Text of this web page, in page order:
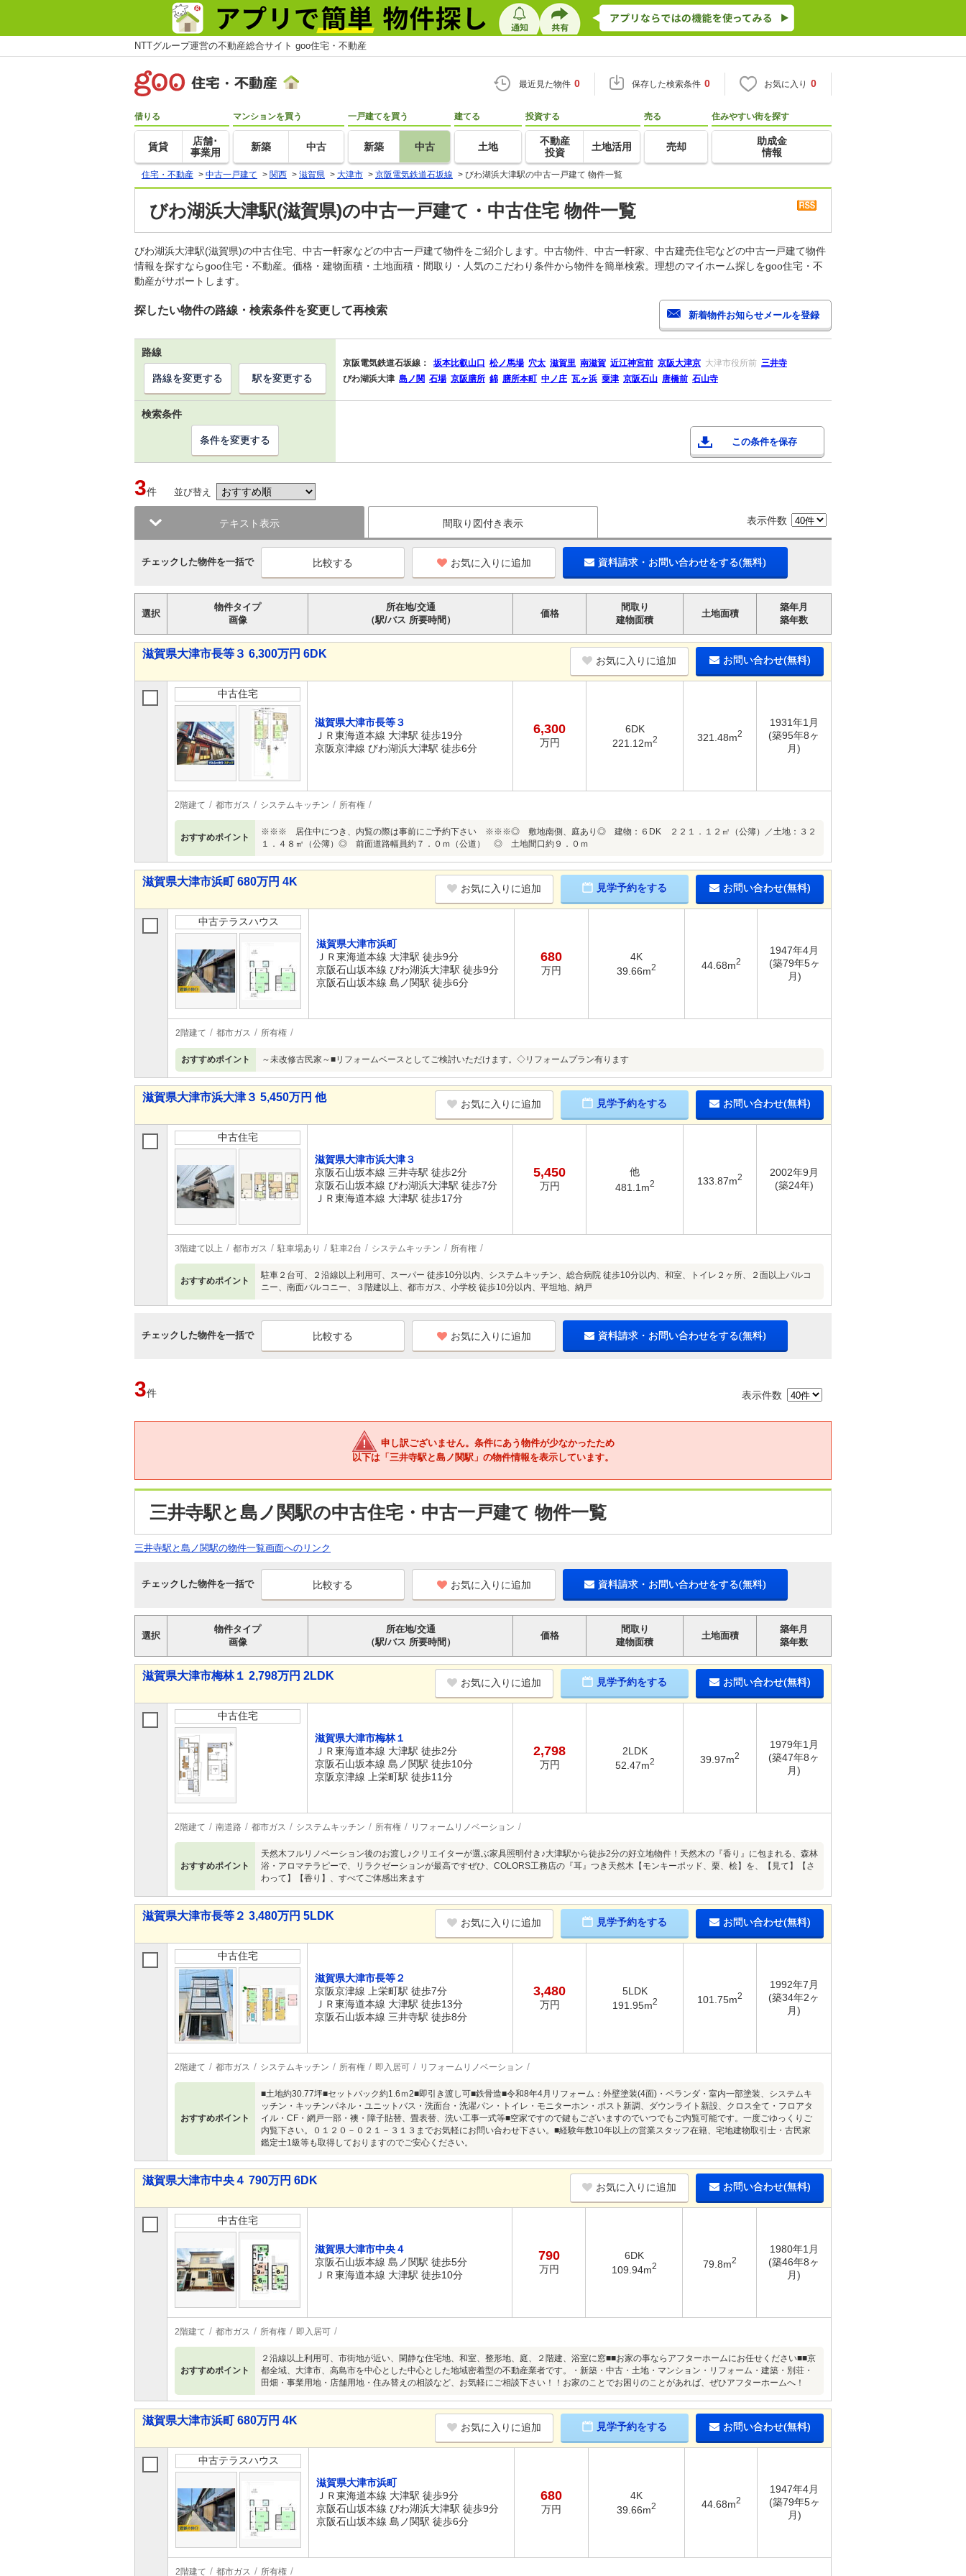
NTTグループ運営の不動産総合サイト goo住宅・不動産
最近見た物件 0 保存した検索条件 0 お気に入り 0
借りる
賃貸
店舗･
事業用
マンションを買う
新築 中古
一戸建てを買う
新築 中古
建てる
土地
投資する
不動産
投資
土地活用
売る
売却
住みやすい街を探す
助成金
情報
住宅・不動産 > 中古一戸建て > 関西 > 滋賀県 > 大津市 > 京阪電気鉄道石坂線 > びわ湖浜大津駅の中古一戸建て 物件一覧
びわ湖浜大津駅(滋賀県)の中古一戸建て・中古住宅 物件一覧
びわ湖浜大津駅(滋賀県)の中古住宅、中古一軒家などの中古一戸建て物件をご紹介します。中古物件、中古一軒家、中古建売住宅などの中古一戸建て物件
情報を探すならgoo住宅・不動産。価格・建物面積・土地面積・間取り・人気のこだわり条件から物件を簡単検索。理想のマイホーム探しをgoo住宅・不
動産がサポートします。
探したい物件の路線・検索条件を変更して再検索
路線
京阪電気鉄道石坂線： 坂本比叡山口 松ノ馬場 穴太 滋賀里 南滋賀 近江神宮前 京阪大津京 大津市役所前 三井寺
びわ湖浜大津 島ノ関 石場 京阪膳所 錦 膳所本町 中ノ庄 瓦ヶ浜 粟津 京阪石山 唐橋前 石山寺
路線を変更する 駅を変更する
検索条件
この条件を保存
条件を変更する
3件 並び替え
テキスト表示 間取り図付き表示 表示件数
チェックした物件を一括で お気に入りに追加 資料請求・お問い合わせをする(無料)
選択
物件タイプ
画像
所在地/交通
（駅/バス 所要時間）
価格
間取り
建物面積
土地面積
築年月
築年数
滋賀県大津市長等３ 6,300万円 6DK
お気に入りに追加 お問い合わせ(無料)
中古住宅
滋賀県大津市長等３
ＪＲ東海道本線 大津駅 徒歩19分
京阪京津線 びわ湖浜大津駅 徒歩6分
6,300
万円
6DK
221.12m2 321.48m2
1931年1月
(築95年8ヶ
月)
2階建て 都市ガス システムキッチン 所有権
おすすめポイント
※※※ 居住中につき、内覧の際は事前にご予約下さい ※※※◎ 敷地南側、庭あり◎ 建物：６DK ２２１．１２㎡（公簿）／土地：３２
１．４８㎡（公簿）◎ 前面道路幅員約７．０ｍ（公道） ◎ 土地間口約９．０ｍ
滋賀県大津市浜町 680万円 4K
お気に入りに追加 見学予約をする お問い合わせ(無料)
中古テラスハウス
滋賀県大津市浜町
ＪＲ東海道本線 大津駅 徒歩9分
京阪石山坂本線 びわ湖浜大津駅 徒歩9分
京阪石山坂本線 島ノ関駅 徒歩6分
680
万円
4K
39.66m2 44.68m2
1947年4月
(築79年5ヶ
月)
2階建て 都市ガス 所有権
おすすめポイント ～未改修古民家～■リフォームベースとしてご検討いただけます。◇リフォームプラン有ります
滋賀県大津市浜大津３ 5,450万円 他
お気に入りに追加 見学予約をする お問い合わせ(無料)
中古住宅
滋賀県大津市浜大津３
京阪石山坂本線 三井寺駅 徒歩2分
京阪石山坂本線 びわ湖浜大津駅 徒歩7分
ＪＲ東海道本線 大津駅 徒歩17分
5,450
万円
他
481.1m2 133.87m2
2002年9月
(築24年)
3階建て以上 都市ガス 駐車場あり 駐車2台 システムキッチン 所有権
おすすめポイント
駐車２台可、２沿線以上利用可、スーパー 徒歩10分以内、システムキッチン、総合病院 徒歩10分以内、和室、トイレ２ヶ所、２面以上バルコ
ニー、南面バルコニー、３階建以上、都市ガス、小学校 徒歩10分以内、平坦地、納戸
チェックした物件を一括で お気に入りに追加 資料請求・お問い合わせをする(無料)
3件 表示件数
申し訳ございません。条件にあう物件が少なかったため
以下は「三井寺駅と島ノ関駅」の物件情報を表示しています。
三井寺駅と島ノ関駅の中古住宅・中古一戸建て 物件一覧
三井寺駅と島ノ関駅の物件一覧画面へのリンク
チェックした物件を一括で お気に入りに追加 資料請求・お問い合わせをする(無料)
選択
物件タイプ
画像
所在地/交通
（駅/バス 所要時間）
価格
間取り
建物面積
土地面積
築年月
築年数
滋賀県大津市梅林１ 2,798万円 2LDK
お気に入りに追加 見学予約をする お問い合わせ(無料)
中古住宅
滋賀県大津市梅林１
ＪＲ東海道本線 大津駅 徒歩2分
京阪石山坂本線 島ノ関駅 徒歩10分
京阪京津線 上栄町駅 徒歩11分
2,798
万円
2LDK
52.47m2 39.97m2
1979年1月
(築47年8ヶ
月)
2階建て 南道路 都市ガス システムキッチン 所有権 リフォームリノベーション
おすすめポイント
天然木フルリノベーション後のお渡し♪クリエイターが選ぶ家具照明付き♪大津駅から徒歩2分の好立地物件！天然木の『香り』に包まれる、森林
浴・アロマテラピーで、リラクゼーションが最高ですぜひ、COLORS工務店の『耳』つき天然木【モンキーポッド、栗、桧】を、【見て】【さ
わって】【香り】、すべてご体感出来ます
滋賀県大津市長等２ 3,480万円 5LDK
お気に入りに追加 見学予約をする お問い合わせ(無料)
中古住宅
滋賀県大津市長等２
京阪京津線 上栄町駅 徒歩7分
ＪＲ東海道本線 大津駅 徒歩13分
京阪石山坂本線 三井寺駅 徒歩8分
3,480
万円
5LDK
191.95m2 101.75m2
1992年7月
(築34年2ヶ
月)
2階建て 都市ガス システムキッチン 所有権 即入居可 リフォームリノベーション
おすすめポイント
■土地約30.77坪■セットバック約1.6ｍ2■即引き渡し可■鉄骨造■令和8年4月リフォーム：外壁塗装(4面)・ベランダ・室内一部塗装、システムキ
ッチン・キッチンパネル・ユニットバス・洗面台・洗濯パン・トイレ・モニターホン・ポスト新調、ダウンライト新設、クロス全て・フロアタ
イル・CF・網戸一部・襖・障子貼替、畳表替、洗い工事一式等■空家ですので鍵もございますのでいつでもご内覧可能です。一度ごゆっくりご
内覧下さい。０１２０－０２１－３１３までお気軽にお問い合わせ下さい。■経験年数10年以上の営業スタッフ在籍、宅地建物取引士・古民家
鑑定士1級等も取得しておりますのでご安心ください。
滋賀県大津市中央４ 790万円 6DK
お気に入りに追加 お問い合わせ(無料)
中古住宅
滋賀県大津市中央４
京阪石山坂本線 島ノ関駅 徒歩5分
ＪＲ東海道本線 大津駅 徒歩10分
790
万円
6DK
109.94m2 79.8m2
1980年1月
(築46年8ヶ
月)
2階建て 都市ガス 所有権 即入居可
おすすめポイント
２沿線以上利用可、市街地が近い、閑静な住宅地、和室、整形地、庭、２階建、浴室に窓■■お家の事ならアフターホームにお任せください■■京
都全域、大津市、高島市を中心とした中心とした地域密着型の不動産業者です。・新築・中古・土地・マンション・リフォーム・建築・別荘・
田畑・事業用地・店舗用地・住み替えの相談など、お気軽にご相談下さい！！お家のことでお困りのことがあれば、ぜひアフターホームへ！
滋賀県大津市浜町 680万円 4K
お気に入りに追加 見学予約をする お問い合わせ(無料)
中古テラスハウス
滋賀県大津市浜町
ＪＲ東海道本線 大津駅 徒歩9分
京阪石山坂本線 びわ湖浜大津駅 徒歩9分
京阪石山坂本線 島ノ関駅 徒歩6分
680
万円
4K
39.66m2 44.68m2
1947年4月
(築79年5ヶ
月)
2階建て 都市ガス 所有権